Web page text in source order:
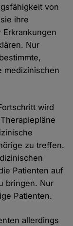
von
ihre
Erkrankungen
Nur
medizinischen
wird
zu treffen.
Patienten auf
bringen. Nur
Patienten.
allerdings